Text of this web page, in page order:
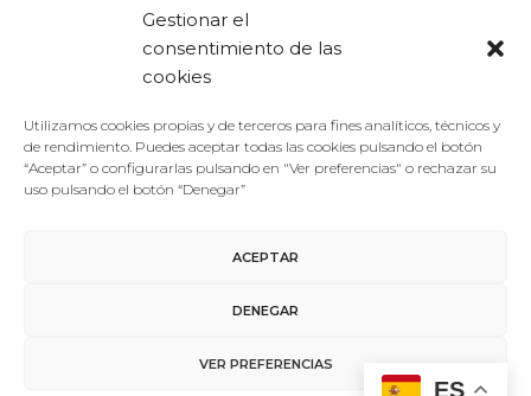
Gestionar el
consentimiento de las
cookies
Utilizamos cookies propias y de terceros para fines analíticos, técnicos y
de rendimiento. Puedes aceptar todas las cookies pulsando el botón
“Aceptar” o configurarlas pulsando en "Ver preferencias" o rechazar su
uso pulsando el botón “Denegar”
ACEPTAR
DENEGAR
VER PREFERENCIAS
Foro De La Cultura
27/09/2017
El Foro de la Cultura profundiza en el futuro sostenible de
El Foro de la Cultura propone para 2017 en Burgos un
ciclo de talleres, denominado ‘Tecnologías ciudadanas’,
que tiene como…
ES